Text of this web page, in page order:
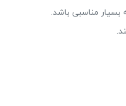
بسیار مناسبی باشد.